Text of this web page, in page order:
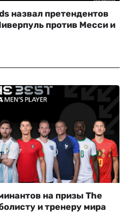
назвал претендентов
против Месси и
на призы The
и тренеру мира